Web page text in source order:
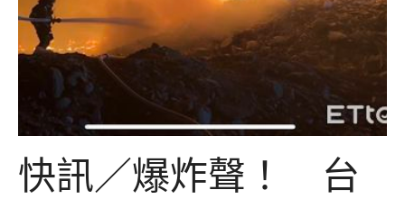
快訊／爆炸聲！ 台